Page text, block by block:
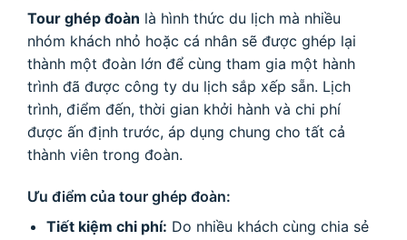
Tour ghép đoàn là hình thức du lịch mà nhiều
nhóm khách nhỏ hoặc cá nhân sẽ được ghép lại
thành một đoàn lớn để cùng tham gia một hành
trình đã được công ty du lịch sắp xếp sẵn. Lịch
trình, điểm đến, thời gian khởi hành và chi phí
được ấn định trước, áp dụng chung cho tất cả
thành viên trong đoàn.
Ưu điểm của tour ghép đoàn:
Tiết kiệm chi phí: Do nhiều khách cùng chia sẻ